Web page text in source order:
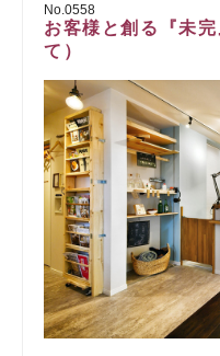
No.0558
お客様と創る『未
て）